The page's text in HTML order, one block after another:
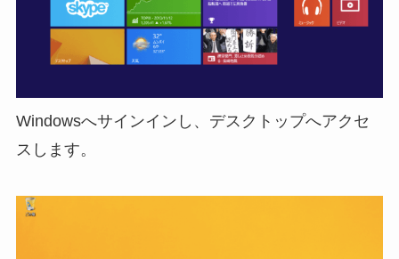
Windowsへサインインし、デスクトップへアクセ
スします。